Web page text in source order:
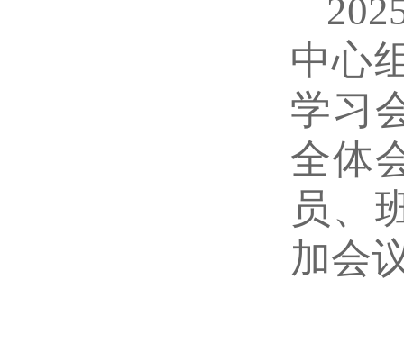
中心
学习
全体
员、
加会